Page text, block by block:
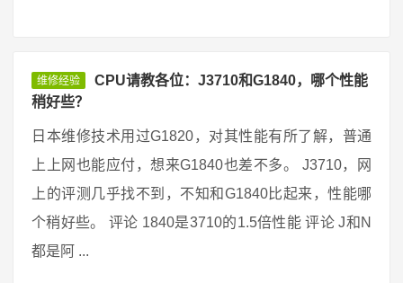
维修经验
CPU请教各位：J3710和G1840，哪个性能
稍好些？
日本维修技术用过G1820，对其性能有所了解，普通
上上网也能应付，想来G1840也差不多。 J3710，网
上的评测几乎找不到，不知和G1840比起来，性能哪
个稍好些。 评论 1840是3710的1.5倍性能 评论 J和N
都是阿 ...